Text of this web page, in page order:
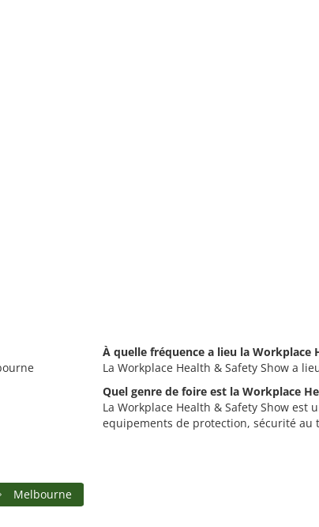
À quelle fréquence a lieu la Workplace
La Workplace Health & Safety Show a
Quel genre de foire est la Workplace
La Workplace Health & Safety Show
equipements de protection, sécurité au
Melbourne